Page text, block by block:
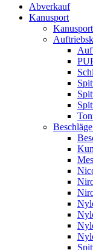
Abverkauf
Kanusport